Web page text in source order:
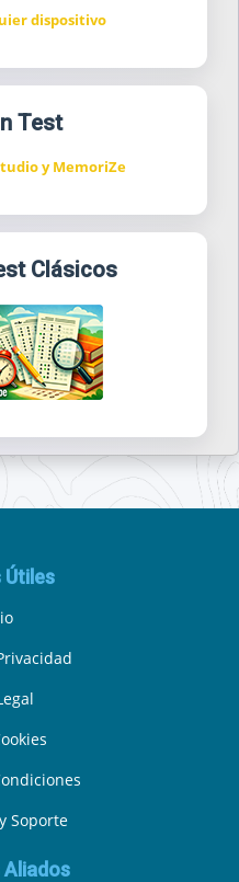
dispositivo
Test
y MemoriZe
Clásicos
Útiles
Soporte